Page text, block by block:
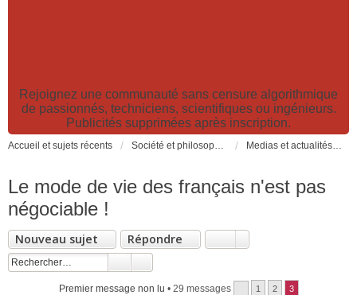
Rejoignez une communauté sans censure algorithmique
de passionnés, techniciens, scientifiques ou ingénieurs.
Publicités supprimées après inscription.
Accueil et sujets récents Société et philosophie. Sciences et technologies. Santé et prévention. Medias et actualités: émissions TV, reportages, livres, actualités...
Le mode de vie des français n'est pas
négociable !
Nouveau sujet Répondre
Premier message non lu • 29 messages 1 2 3